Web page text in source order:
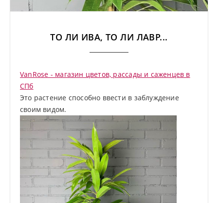
ТО ЛИ ИВА, ТО ЛИ ЛАВР...
VanRose - магазин цветов, рассады и саженцев в
СПб
Это растение способно ввести в заблуждение
своим видом.